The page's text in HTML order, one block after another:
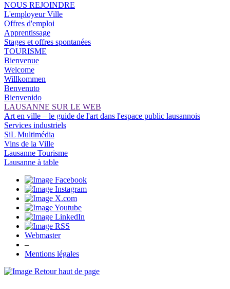
NOUS REJOINDRE
L'employeur Ville
Offres d'emploi
Apprentissage
Stages et offres spontanées
TOURISME
Bienvenue
Welcome
Willkommen
Benvenuto
Bienvenido
LAUSANNE SUR LE WEB
Art en ville – le guide de l'art dans l'espace public lausannois
Services industriels
SiL Multimédia
Vins de la Ville
Lausanne Tourisme
Lausanne à table
Webmaster
–
Mentions légales